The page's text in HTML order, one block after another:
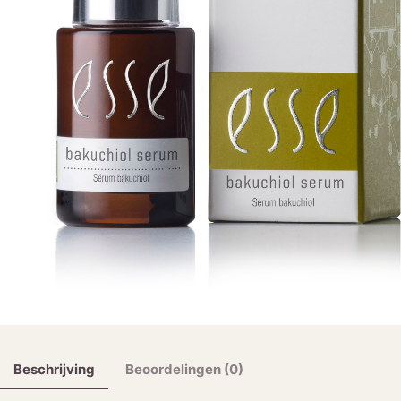
Beschrijving Beoordelingen (0)